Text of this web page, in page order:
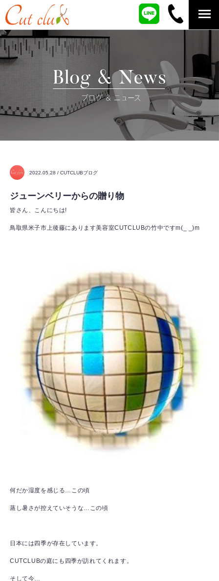
2022.05.28 / CUTCLUBブログ
ジューンベリーからの贈り物
皆さん、こんにちは!
鳥取県米子市上後藤にあります美容室CUTCLUBの竹中ですm(_ _)m
何だか湿度を感じる…この頃
蒸し暑さが控えていそうな…この頃
日本には四季が存在しています。
CUTCLUBの庭にも四季が訪れてくれます。
そして今…